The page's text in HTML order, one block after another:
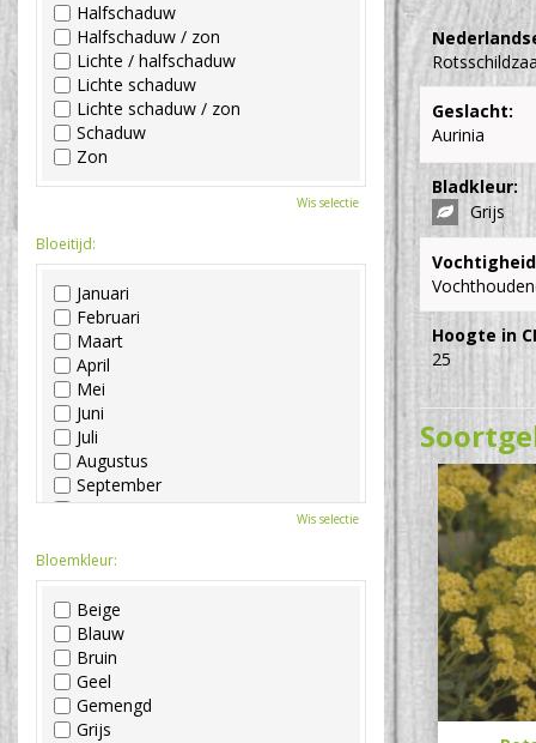
Geslacht:
Aurinia
Bladkleur:
Grijs
Hoogte in
25
Halfschaduw
Halfschaduw / zon
Lichte / halfschaduw
Lichte schaduw
Lichte schaduw / zon
Schaduw
Zon
Wis selectie
Bloeitijd:
Januari
Februari
Maart
April
Mei
Juni
Juli
Augustus
September
Oktober
December
Wis selectie
Bloemkleur:
Beige
Blauw
Bruin
Geel
Gemengd
Grijs